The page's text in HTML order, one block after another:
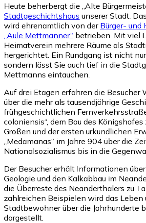
Heute beherbergt die „Alte
Stadtgeschichtshaus unserer Stadt.
wird ehrenamtlich von der Bürger- und
„Aule Mettmanner“ betrieben. Mit viel
Heimatverein mehrere Räume als
hergerichtet. Ein Rundgang ist nicht
sondern lässt Sie auch tief in die
Mettmanns eintauchen.
Auf drei Etagen erfahren die Besucher
über die mehr als tausendjährige
frühgeschichtlichen
coloniensis“, dem Bau des Königshofes
Großen und der ersten urkundlichen
„Medamanas“ im Jahre 904 über die
Nationalsozialismus bis in die
Der Besucher erhält Informationen
Geologie und den Kalkabbau im
die Überreste des Neanderthalers zu
zahlreichen Beispielen wird das Leben
Stadtbewohner über die Jahrhunderte
dargestellt.